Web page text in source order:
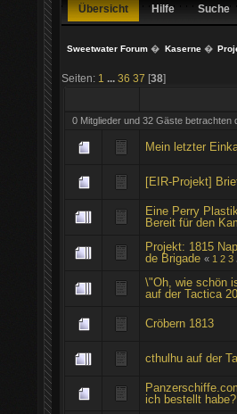
Übersicht Hilfe Suche
Sweetwater Forum � Kaserne�
Seiten: 1 36 37 [38]
0 Mitglieder und 32 Gäste betrachten
Mein letzter
[EIR-Projekt]
Eine Perry
Bereit für den
Projekt: 1815
de Brigade « 1 2 3
\"Oh, wie schön
auf der Tactica
Cröbern 1813
cthulhu auf der
ich bestellt habe?